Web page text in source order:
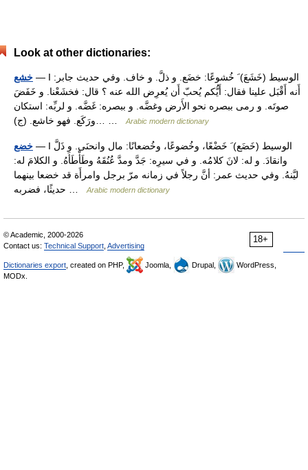
Look at other dictionaries:
خشع — I الوسيط (خَشَعَ) َ خُشوعًا: خضَع. و ذلَّ. و خاف. وفي حديث جابر:
أَنه أَقْبَل علينا فقال: أَيُّكم يُحبّ أَن يُعرِض الله عنه ؟ قال: فخشَعْنا. و خَفَضَ
صوتَه. و رمى ببصره نحو الأَرض وغضَّه. و ببصره: غَضَّه. و لربِّه: استكان
Arabic modern dictionary
خضع — I الوسيط (خَضَع) َ خَضْعًا، وخُضوعًا، وخُضعانًا: مال وانحنَى. و ذَلَّ
وانقادَ. و له: لانَ كلامُه. و في سيرِه: جَدَّ ومدَّ عُنُقَهُ وطَأْطَأَهُ. و الكلامَ له:
ليَّنهُ. وفي حديث عمر: أنَّ رجلاً في زمانه مرّ برجل وامرأَة قد خضعا بينهما
Arabic modern dictionary
18+
© Academic, 2000-2026
Contact us: Technical Support Advertising
Dictionaries export , created on PHP, Joomla, Drupal,
WordPress,
MODx.